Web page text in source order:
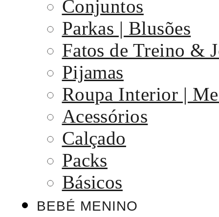
Conjuntos
Parkas | Blusões
Fatos de Treino &
Pijamas
Roupa Interior |
Acessórios
Calçado
Packs
Básicos
BEBÉ MENINO